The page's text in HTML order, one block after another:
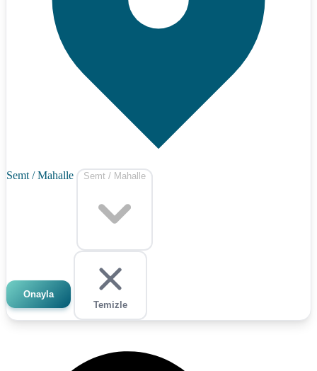
Semt / Mahalle Semt / Mahalle
Onayla
Temizle